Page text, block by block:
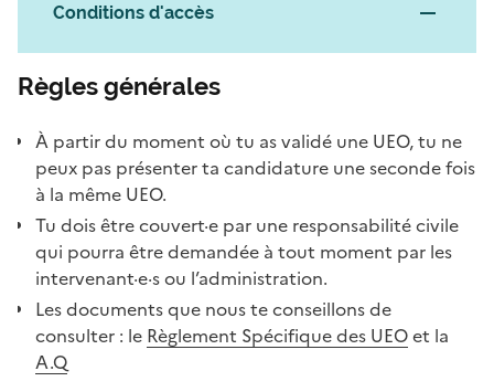
Conditions d'accès
Règles générales
À partir du moment où tu as validé une UEO, tu ne
peux pas présenter ta candidature une seconde fois
à la même UEO.
Tu dois être couvert·e par une responsabilité civile
qui pourra être demandée à tout moment par les
intervenant·e·s ou l’administration.
Les documents que nous te conseillons de
consulter : le Règlement Spécifique des UEOet la
A.Q